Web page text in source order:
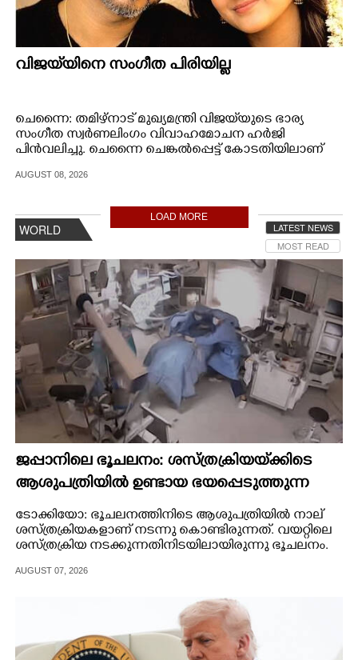
വിജയ്‌യിനെ സംഗീത പിരിയില്ല
ചെന്നൈ: തമിഴ്നാട് മുഖ്യമന്ത്രി വിജയ്‌യുടെ ഭാര്യ
സംഗീത സ്വർണലിംഗം വിവാഹമോചന ഹർജി
പിൻവലിച്ചു. ചെന്നൈ ചെങ്കൽപ്പെട്ട്‌ കോടതിയിലാണ്
ഹർജി തീർപ്പാക്കി.
AUGUST 08, 2026
LOAD MORE
WORLD
LATEST NEWS
MOST READ
ജപ്പാനിലെ ഭൂചലനം: ശസ്ത്രക്രിയ‌യ്‌ക്കി‌ടെ
ആശുപത്രിയിൽ ഉണ്ടായ ഭയപ്പെടുത്തുന്ന
ദൃശ്യങ്ങൾ പുറത്ത്
ടോക്കിയോ: ഭൂചലനത്തിനിടെ ആശുപത്രിയിൽ നാല്
ശസ്ത്രക്രിയകളാണ് നടന്നു കൊണ്ടിരുന്നത്. വയറ്റിലെ
ശസ്ത്രക്രിയ നടക്കുന്നതിനിടയിലായിരുന്നു ഭൂചലനം.
AUGUST 07, 2026